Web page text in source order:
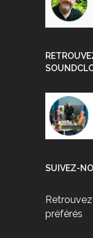
SUIVEZ-
préférés